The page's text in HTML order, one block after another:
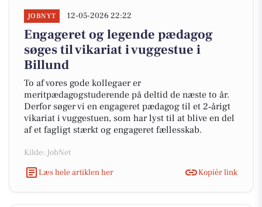
JOBNYT 12-05-2026 22:22
Engageret og legende pædagog
søges til vikariat i vuggestue i
Billund
To af vores gode kollegaer er
meritpædagogstuderende på deltid de næste to år.
Derfor søger vi en engageret pædagog til et 2‑årigt
vikariat i vuggestuen, som har lyst til at blive en del
af et fagligt stærkt og engageret fællesskab.
Kilde: JobNet
Læs hele artiklen her
Kopiér link